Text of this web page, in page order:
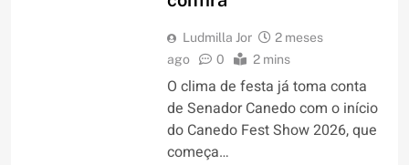
Ludmilla Jor
2 meses
ago
0 2 mins
O clima de festa já toma conta
de Senador Canedo com o início
do Canedo Fest Show 2026, que
começa…